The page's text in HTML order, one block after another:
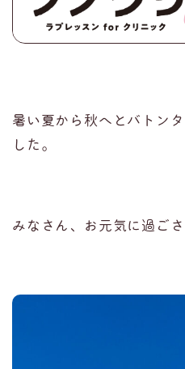
暑い夏から秋へとバトン
した。
みなさん、お元気に過ご